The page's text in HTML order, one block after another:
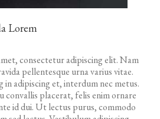
Lorem
consectetur adipiscing elit. Nam
pellentesque urna varius vitae.
in adipiscing et, interdum nec metus.
convallis placerat, felis enim ornare
id dui. Ut lectus purus, commodo